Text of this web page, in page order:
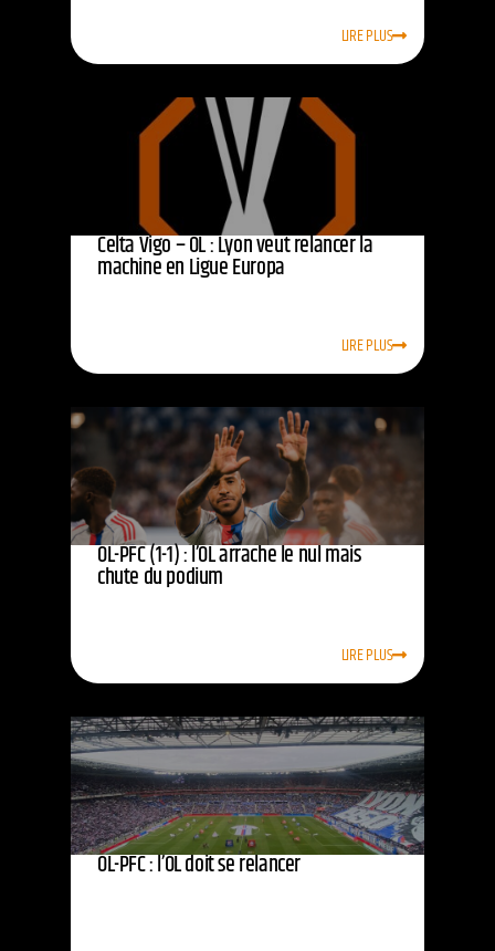
LIRE PLUS
Celta Vigo – OL : Lyon veut relancer la
machine en Ligue Europa
LIRE PLUS
OL-PFC (1-1) : l’OL arrache le nul mais
chute du podium
LIRE PLUS
OL-PFC : l’OL doit se relancer